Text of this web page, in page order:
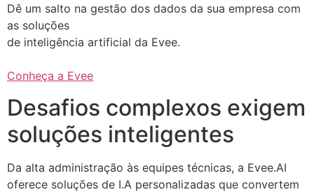
Dê um salto na gestão dos dados da sua empresa com
as soluções
de inteligência artificial da Evee.
Conheça a Evee
Desafios complexos exigem
soluções inteligentes
Da alta administração às equipes técnicas, a Evee.AI
oferece soluções de I.A personalizadas que convertem